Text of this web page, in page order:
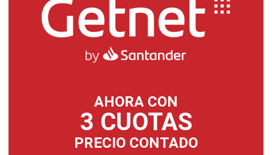
AHORA CON
3 CUOTAS
PRECIO CONTADO